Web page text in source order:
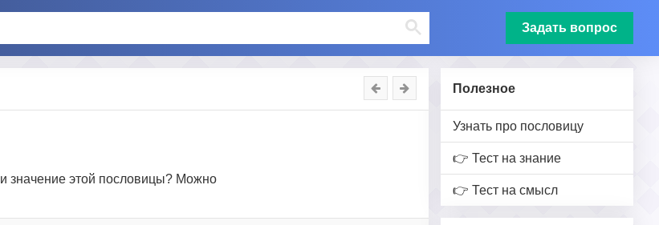
Задать вопрос
Полезное
Узнать про пословицу
👉 Тест на знание
👉 Тест на смысл
значение этой пословицы? Можно